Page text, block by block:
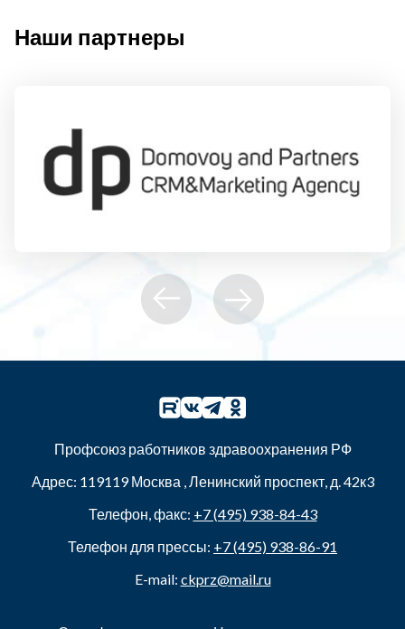
Наши партнеры
Профсоюз работников здравоохранения РФ
Адрес: 119119Москва ,Ленинский проспект, д. 42к3
Телефон, факс: +7 (495) 938-84-43
Телефон для прессы: +7 (495) 938-86-91
E-mail: ckprz@mail.ru